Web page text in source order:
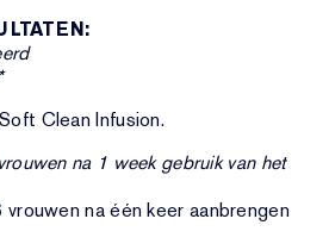
Clean Infusion.
na 1 week gebruik van het
na één keer aanbrengen